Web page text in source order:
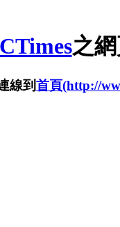
CTimes之
線到首頁(http://